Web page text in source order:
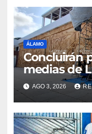
ÁLAMO
Concluirán
medias de
AGO 3, 2026